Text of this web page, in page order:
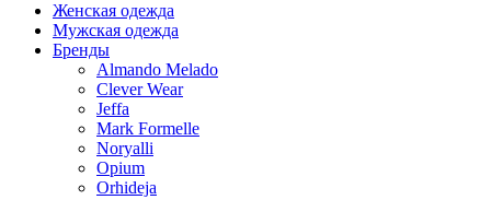
Женская одежда
Мужская одежда
Бренды
Almando Melado
Clever Wear
Jeffa
Mark Formelle
Noryalli
Opium
Orhideja